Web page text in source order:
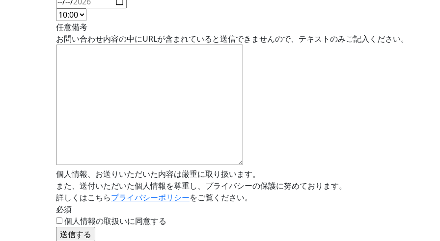
任意備考
お問い合わせ内容の中にURLが含まれていると送信できませんので、テキストのみご記入ください。
個人情報、お送りいただいた内容は厳重に取り扱います。
また、送付いただいた個人情報を尊重し、プライバシーの保護に努めております。
詳しくはこちらプライバシーポリシーをご覧ください。
必須
個人情報の取扱いに同意する